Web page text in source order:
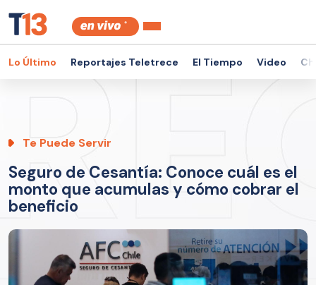
Lo Último Reportajes Teletrece El Tiempo Video
Te Puede Servir
Seguro de Cesantía: Conoce cuál es el
monto que acumulas y cómo cobrar el
beneficio